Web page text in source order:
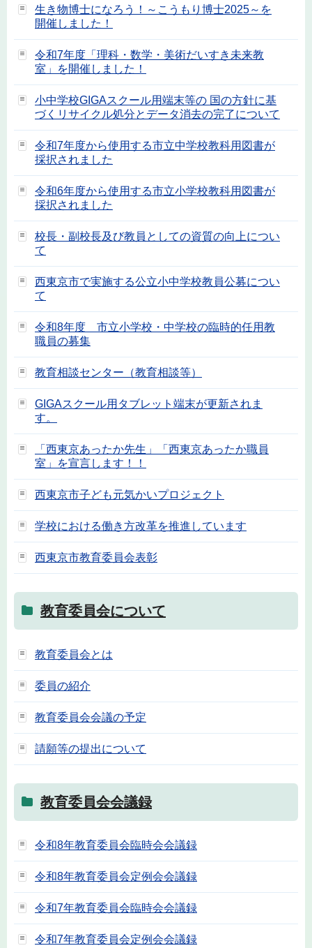
生き物博士になろう！～こうもり博士2025～を
開催しました！
令和7年度「理科・数学・美術だいすき未来教
室」を開催しました！
小中学校GIGAスクール用端末等の 国の方針に基
づくリサイクル処分とデータ消去の完了について
令和7年度から使用する市立中学校教科用図書が
採択されました
令和6年度から使用する市立小学校教科用図書が
採択されました
校長・副校長及び教員としての資質の向上につい
て
西東京市で実施する公立小中学校教員公募につい
て
令和8年度 市立小学校・中学校の臨時的任用教
職員の募集
教育相談センター（教育相談等）
GIGAスクール用タブレット端末が更新されま
す。
「西東京あったか先生」「西東京あったか職員
室」を宣言します！！
西東京市子ども元気かいプロジェクト
学校における働き方改革を推進しています
西東京市教育委員会表彰
教育委員会について
教育委員会とは
委員の紹介
教育委員会会議の予定
請願等の提出について
教育委員会会議録
令和8年教育委員会臨時会会議録
令和8年教育委員会定例会会議録
令和7年教育委員会臨時会会議録
令和7年教育委員会定例会会議録